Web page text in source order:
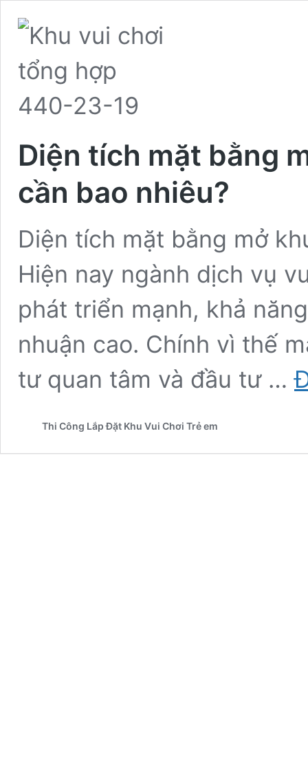
Diện tích mặt bằng
cần bao nhiêu?
Diện tích mặt bằng mở
Hiện nay ngành dịch vụ
phát triển mạnh, khả
nhuận cao. Chính vì thế
tư quan tâm và đầu tư …
Thi Công Lắp Đặt Khu Vui Chơi Trẻ em